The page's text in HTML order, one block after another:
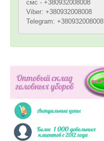
смс - +380932008008
Viber: +380932008008
Telegram: +380932008008